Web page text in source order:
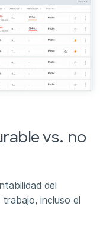
vs. no
del
incluso el